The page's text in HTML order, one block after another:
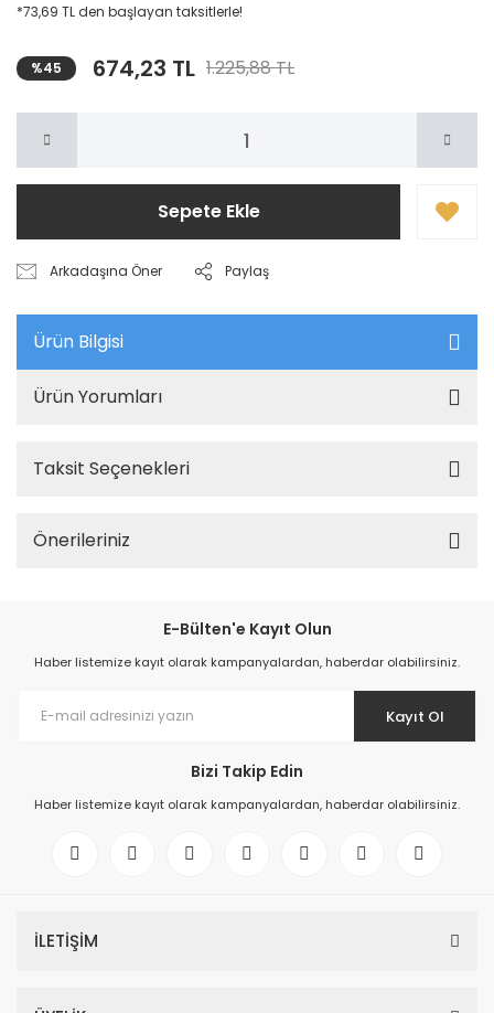
*73,69 TL den başlayan taksitlerle!
%45 674,23 TL 1.225,88 TL
Sepete Ekle
Arkadaşına Öner Paylaş
Ürün Bilgisi
Ürün Yorumları
Taksit Seçenekleri
Önerileriniz
E-Bülten'e Kayıt Olun
Haber listemize kayıt olarak kampanyalardan, haberdar olabilirsiniz.
Kayıt Ol
Bizi Takip Edin
Haber listemize kayıt olarak kampanyalardan, haberdar olabilirsiniz.
İLETİŞİM